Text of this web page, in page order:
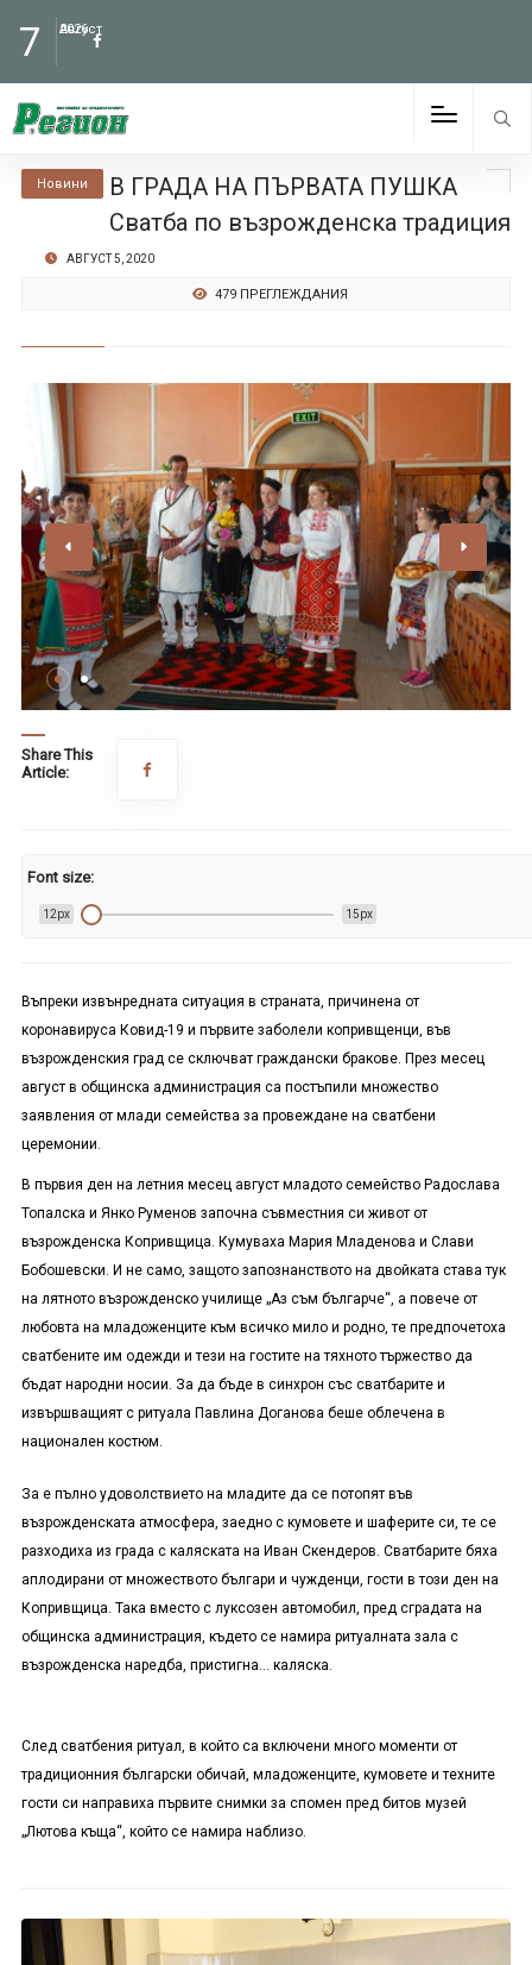
7 Август
2026
Новини
В ГРАДА НА ПЪРВАТА ПУШКА
Сватба по възрожденска традиция
АВГУСТ 5, 2020
479 ПРЕГЛЕЖДАНИЯ
Share This
Article:
Font size:
12px 15px
Въпреки извънредната ситуация в страната, причинена от
коронавируса Ковид-19 и първите заболели копривщенци, във
възрожденския град се сключват граждански бракове. През месец
август в общинска администрация са постъпили множество
заявления от млади семейства за провеждане на сватбени
церемонии.
В първия ден на летния месец август младото семейство Радослава
Топалска и Янко Руменов започна съвместния си живот от
възрожденска Копривщица. Кумуваха Мария Младенова и Слави
Бобошевски. И не само, защото запознанството на двойката става тук
на лятното възрожденско училище „Аз съм българче“, а повече от
любовта на младоженците към всичко мило и родно, те предпочетоха
сватбените им одежди и тези на гостите на тяхното тържество да
бъдат народни носии. За да бъде в синхрон със сватбарите и
извършващият с ритуала Павлина Доганова беше облечена в
национален костюм.
За е пълно удоволствието на младите да се потопят във
възрожденската атмосфера, заедно с кумовете и шаферите си, те се
разходиха из града с каляската на Иван Скендеров. Сватбарите бяха
аплодирани от множеството българи и чужденци, гости в този ден на
Копривщица. Така вместо с луксозен автомобил, пред сградата на
общинска администрация, където се намира ритуалната зала с
възрожденска наредба, пристигна… каляска.
След сватбения ритуал, в който са включени много моменти от
традиционния български обичай, младоженците, кумовете и техните
гости си направиха първите снимки за спомен пред битов музей
„Лютова къща“, който се намира наблизо.